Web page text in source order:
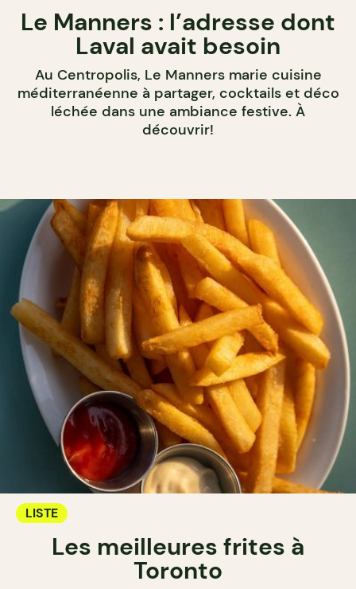
Le Manners : l’adresse dont
Laval avait besoin
Au Centropolis, Le Manners marie cuisine
méditerranéenne à partager, cocktails et déco
léchée dans une ambiance festive. À
découvrir!
LISTE
Les meilleures frites à
Toronto